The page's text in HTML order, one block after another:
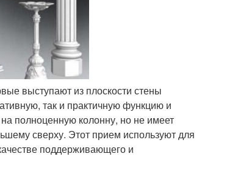
выступают из плоскости стены
так и практичную функцию и
полноценную колонну, но не имеет
сверху. Этот прием используют для
поддерживающего и